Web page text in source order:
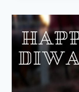
पर
शायरी
का
अपडेट